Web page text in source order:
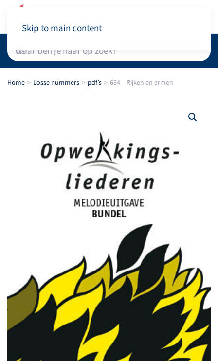
Skip to main content
Home Losse nummers pdf’s 664 – Rijken en armen